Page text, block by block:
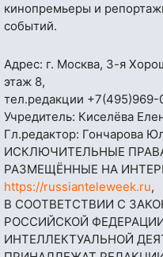
кинопремьеры и
событий.
Адрес: г. Москва, 3-я
этаж 8,
тел.редакции +7(495)969-
Учредитель: Киселёва
Гл.редактор: Гончарова
ИСКЛЮЧИТЕЛЬНЫЕ
РАЗМЕЩЁННЫЕ НА
https://russianteleweek.ru,
В СООТВЕТСТВИИ С
РОССИЙСКОЙ
ИНТЕЛЛЕКТУАЛЬНОЙ